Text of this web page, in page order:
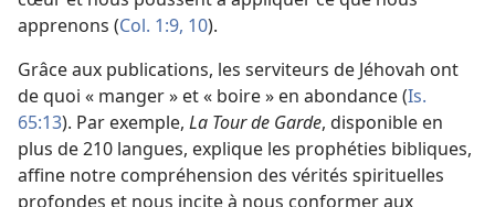
apprenons (Col. 1:9, 10).
Grâce aux publications, les serviteurs de Jéhovah ont
de quoi « manger » et « boire » en abondance (Is.
65:13). Par exemple, La Tour de Garde, disponible en
plus de 210 langues, explique les prophéties bibliques,
affine notre compréhension des vérités spirituelles
profondes et nous incite à nous conformer aux